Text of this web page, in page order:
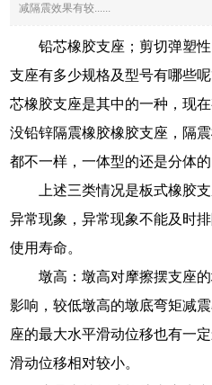
减隔震效果有较......
铅芯橡胶支座；剪切弹塑
支座有多少规格及型号有哪些
芯橡胶支座是其中的一种，现
没铅锌隔震橡胶橡胶支座，隔
都不一样，一体型的还是分体的
上述三类情况是板式橡胶
异常现象，异常现象不能及时
使用寿命。
墩高：墩高对摩擦摆支座
影响，较低墩高的墩底弯矩减
座的最大水平滑动位移也有一
滑动位移相对较小。